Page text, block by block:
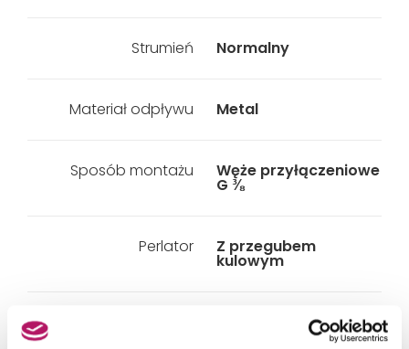
Strumień Normalny
Materiał odpływu Metal
Sposób montażu Węże przyłączeniowe
G ⅜
Perlator Z przegubem
kulowym